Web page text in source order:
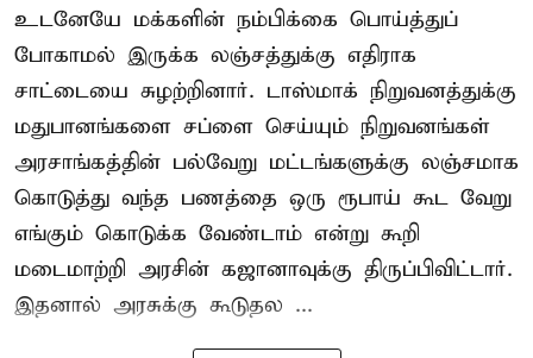
உடனேயே மக்களின் நம்பிக்கை பொய்த்துப்
போகாமல் இருக்க லஞ்சத்துக்கு எதிராக
சாட்டையை சுழற்றினார். டாஸ்மாக் நிறுவனத்துக்கு
மதுபானங்களை சப்ளை செய்யும் நிறுவனங்கள்
அரசாங்கத்தின் பல்வேறு மட்டங்களுக்கு லஞ்சமாக
கொடுத்து வந்த பணத்தை ஒரு ரூபாய் கூட வேறு
எங்கும் கொடுக்க வேண்டாம் என்று கூறி
மடைமாற்றி அரசின் கஜானாவுக்கு திருப்பிவிட்டார்.
இதனால் அரசுக்கு கூடுதல ...